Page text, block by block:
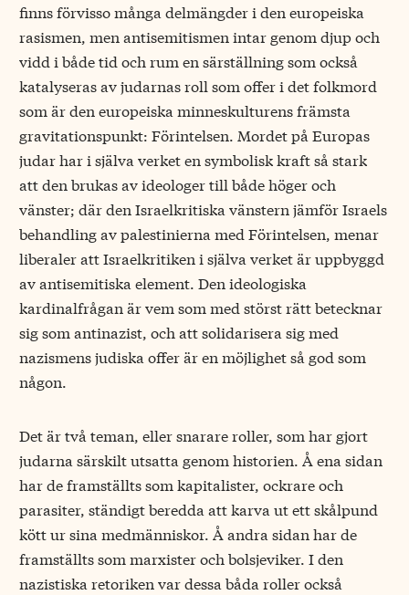
finns förvisso många delmängder i den europeiska
rasismen, men antisemitismen intar genom djup och
vidd i både tid och rum en särställning som också
katalyseras av judarnas roll som offer i det folkmord
som är den europeiska minneskulturens främsta
gravitationspunkt: Förintelsen. Mordet på Europas
judar har i själva verket en symbolisk kraft så stark
att den brukas av ideologer till både höger och
vänster; där den Israelkritiska vänstern jämför Israels
behandling av palestinierna med Förintelsen, menar
liberaler att Israelkritiken i själva verket är uppbyggd
av antisemitiska element. Den ideologiska
kardinalfrågan är vem som med störst rätt betecknar
sig som antinazist, och att solidarisera sig med
nazismens judiska offer är en möjlighet så god som
någon.
Det är två teman, eller snarare roller, som har gjort
judarna särskilt utsatta genom historien. Å ena sidan
har de framställts som kapitalister, ockrare och
parasiter, ständigt beredda att karva ut ett skålpund
kött ur sina medmänniskor. Å andra sidan har de
framställts som marxister och bolsjeviker. I den
nazistiska retoriken var dessa båda roller också